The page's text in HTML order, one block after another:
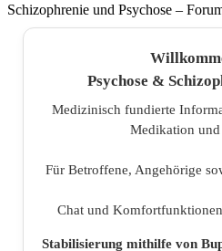
Schizophrenie und Psychose –
Psychose &
Medizinisch fundierte
Medikation und
Für Betroffene, Angehörige
Chat und
Stabilisierung mithilfe von